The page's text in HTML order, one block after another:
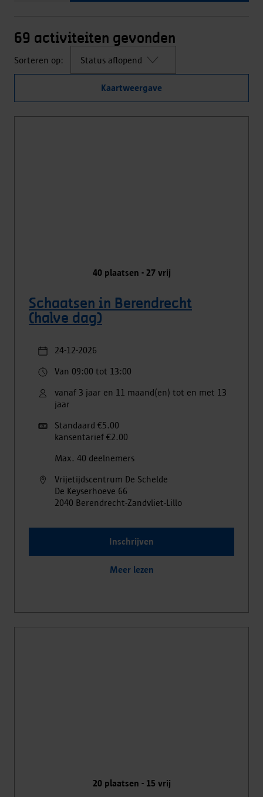
69 activiteiten gevonden
Sorteren op:
Kaartweergave
40plaatsen - 27vrij
Schaatsen in Berendrecht
(halve dag)
24-12-2026
Van 09:00 tot 13:00
vanaf 3 jaar en 11 maand(en) tot en met 13
jaar
Standaard €5.00
kansentarief €2.00
Max. 40 deelnemers
Vrijetijdscentrum De Schelde
De Keyserhoeve 66
2040 Berendrecht-Zandvliet-Lillo
Inschrijven
Meer lezen
20plaatsen - 15 vrij